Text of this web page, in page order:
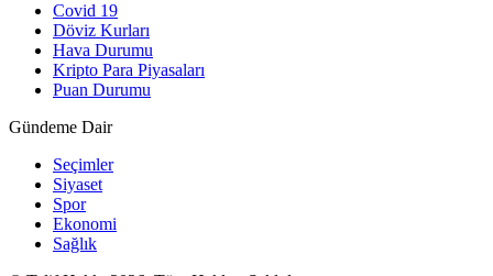
Covid 19
Döviz Kurları
Hava Durumu
Kripto Para Piyasaları
Puan Durumu
Gündeme Dair
Seçimler
Siyaset
Spor
Ekonomi
Sağlık